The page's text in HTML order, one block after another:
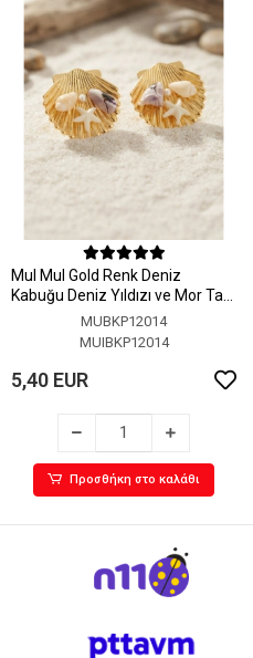
MuI MuI Gold Renk Deniz
Kabuğu Deniz Yıldızı ve Mor Taş
Detaylı KüpeMUBKP12014
MUIBKP12014
5,40 EUR
Προσθήκη στο καλάθι